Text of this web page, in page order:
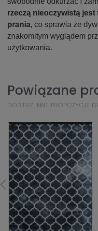
rzeczą nieoczywistą jest
prania, co sprawia że
znakomitym wyglądem
użytkowania.
Powiązane
DOBIERZ INNE PROPOZYCJE